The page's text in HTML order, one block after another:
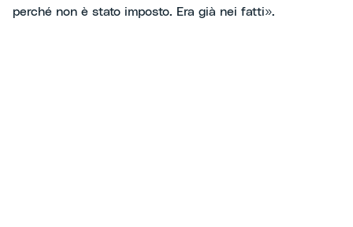
perché non è stato imposto. Era già nei fatti».